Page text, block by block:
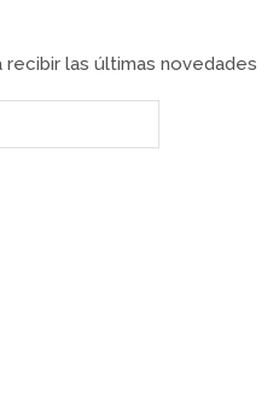
las últimas novedades